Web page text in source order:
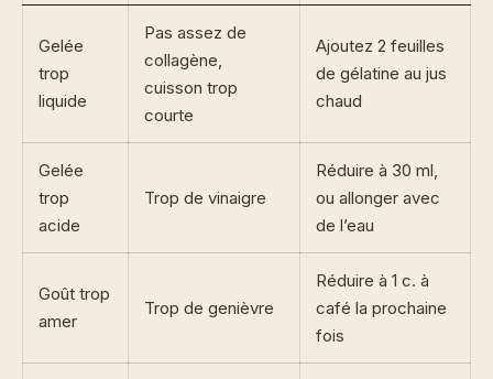
Gelée
trop
liquide
Pas assez de
collagène,
cuisson trop
courte
Ajoutez 2 feuilles
de gélatine au jus
chaud
Gelée
trop
acide
Trop de vinaigre
Réduire à 30 ml,
ou allonger avec
de l’eau
Goût trop
amer
Trop de genièvre
Réduire à 1 c. à
café la prochaine
fois